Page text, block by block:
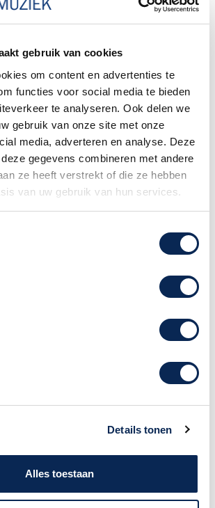
gebruik van cookies
om content en advertenties te
functies voor social media te bieden
te analyseren. Ook delen we
gebruik van onze site met onze
media, adverteren en analyse. Deze
gegevens combineren met andere
ze heeft verstrekt of die ze hebben
van uw gebruik van hun services.
Details tonen
Alles toestaan
 IN WINKELWAGEN
voorraad - bel voor levertijd
weten?
020-6265611
eenDHL service punt is niet
uw bestelling een piano of
formaat pakket wordt door het
Jimi Hen­drix Love drops
op concert posters en
Met de
van Authentic Hendrix,